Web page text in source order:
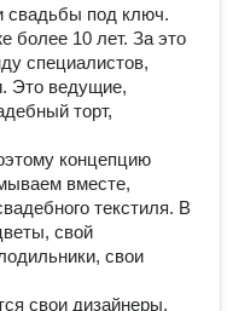
свадьбы под ключ.
более 10 лет. За это
специалистов,
Это ведущие,
торт,
концепцию
вместе,
текстиля. В
свой
свои
свои дизайнеры,